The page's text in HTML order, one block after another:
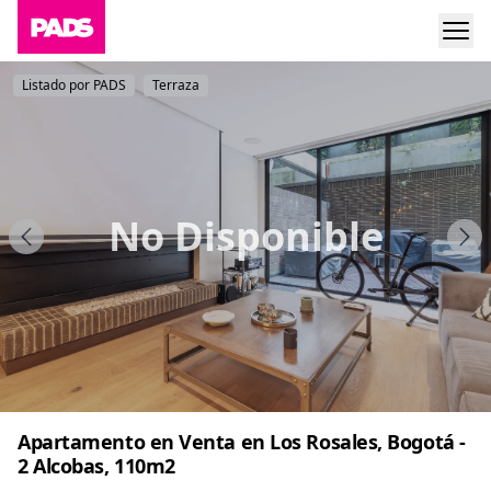
No Disponible
Listado por PADS Terraza
Apartamento en Venta en Los Rosales, Bogotá -
2 Alcobas, 110m2